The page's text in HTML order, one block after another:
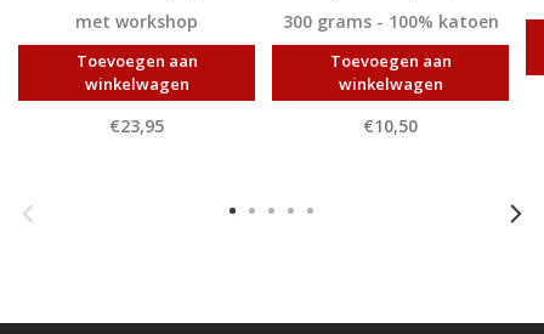
met workshop
Toevoegen aan
winkelwagen
€23,95
300 grams - 100% katoen
Toevoegen aan
winkelwagen
€10,50